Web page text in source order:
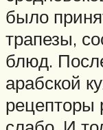
было
трапезы,
блюд.
арабской
рецепторы